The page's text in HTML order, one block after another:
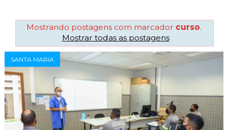
Mostrando postagens com marcador curso.
Mostrar todas as postagens
SANTA MARIA